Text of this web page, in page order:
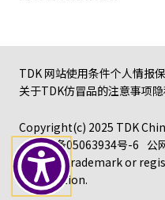
TDK 网站使用条件个人情报
关于TDK仿冒品的注意事项
Copyright(c) 2025 TDK
沪ICP备05063934号-6 公
logo is a trademark or
Corporation.